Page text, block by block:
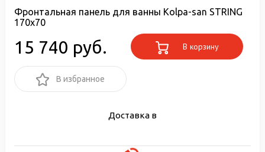
Фронтальная панель для ванны Kolpa-san STRING
170x70
15 740 руб. В корзину
В избранное
Доставка в